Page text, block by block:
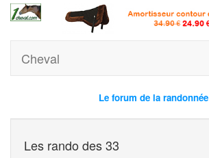
Cheval
Le forum de la randonnée
Les rando des 33